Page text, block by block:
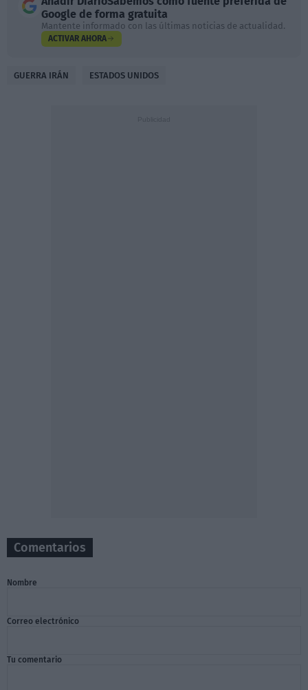
Google de forma gratuita
Mantente informado con las últimas noticias de actualidad.
ACTIVAR AHORA
GUERRA IRÁN ESTADOS UNIDOS
Comentarios
Nombre
Correo electrónico
Tu comentario